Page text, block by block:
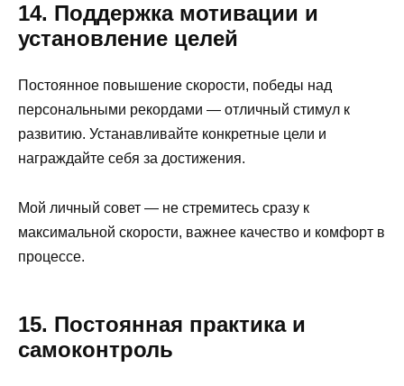
14. Поддержка мотивации и
установление целей
Постоянное повышение скорости, победы над
персональными рекордами — отличный стимул к
развитию. Устанавливайте конкретные цели и
награждайте себя за достижения.
Мой личный совет — не стремитесь сразу к
максимальной скорости, важнее качество и комфорт в
процессе.
15. Постоянная практика и
самоконтроль